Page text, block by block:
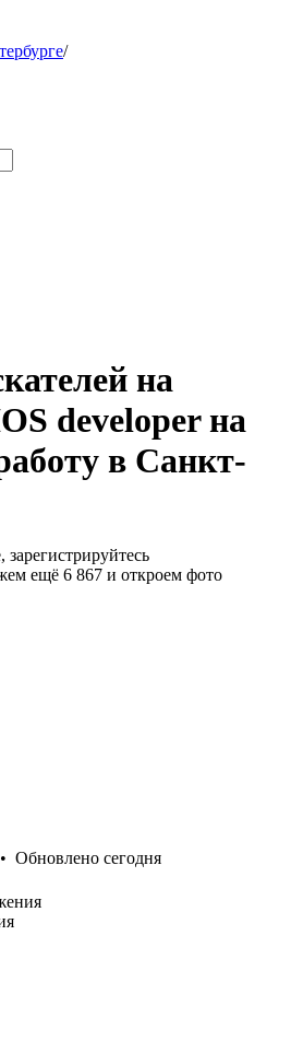
/
на
developer на
в Санкт-
ещё 6 867 и откроем фото
• Обновлено сегодня